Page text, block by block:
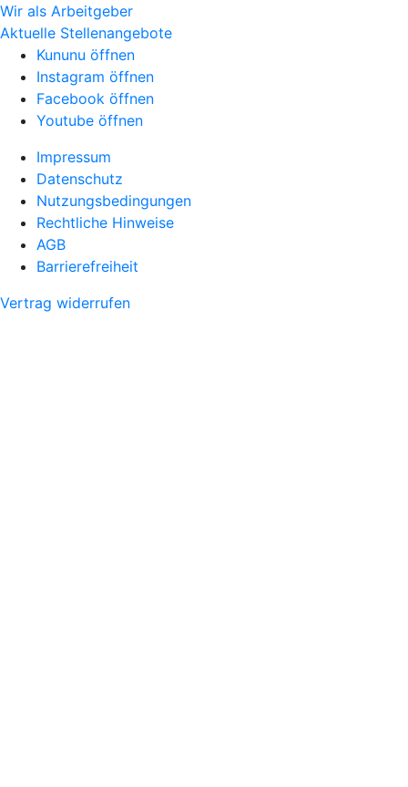
Wir als Arbeitgeber
Aktuelle Stellenangebote
Kununu öffnen
Instagram öffnen
Facebook öffnen
Youtube öffnen
Impressum
Datenschutz
Nutzungsbedingungen
Rechtliche Hinweise
AGB
Barrierefreiheit
Vertrag widerrufen